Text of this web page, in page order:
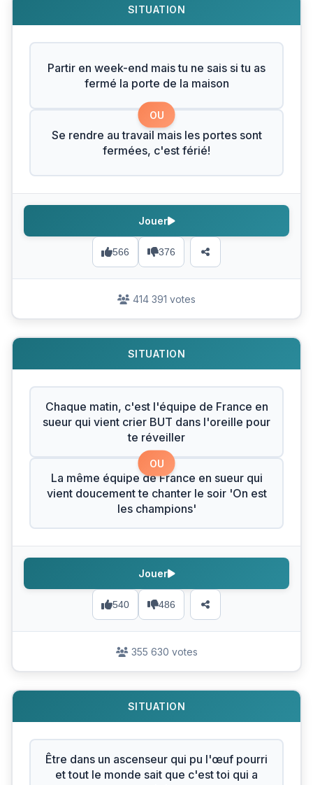
SITUATION
Partir en week-end mais tu ne sais si tu as
fermé la porte de la maison
OU
Se rendre au travail mais les portes sont
fermées, c'est férié!
566 376
Jouer
414 391 votes
SITUATION
Chaque matin, c'est l'équipe de France en
sueur qui vient crier BUT dans l'oreille pour
te réveiller
OU
La même équipe de France en sueur qui
vient doucement te chanter le soir 'On est
les champions'
540 486
Jouer
355 630 votes
SITUATION
Être dans un ascenseur qui pu l'œuf pourri
et tout le monde sait que c'est toi qui a